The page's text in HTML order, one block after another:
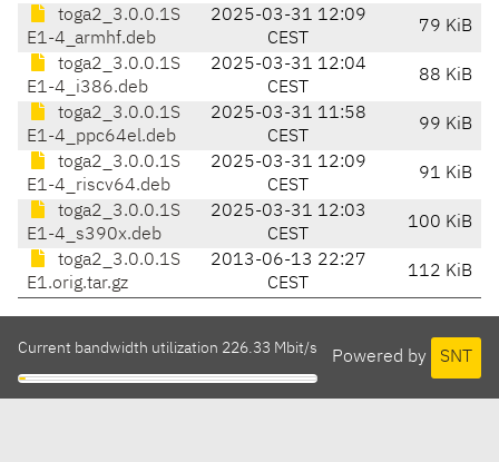
toga2_3.0.0.1S
E1-4_armhf.deb
2025-03-31 12:09
CEST
79 KiB
toga2_3.0.0.1S
E1-4_i386.deb
2025-03-31 12:04
CEST
88 KiB
toga2_3.0.0.1S
E1-4_ppc64el.deb
2025-03-31 11:58
CEST
99 KiB
toga2_3.0.0.1S
E1-4_riscv64.deb
2025-03-31 12:09
CEST
91 KiB
toga2_3.0.0.1S
E1-4_s390x.deb
2025-03-31 12:03
CEST
100 KiB
toga2_3.0.0.1S
E1.orig.tar.gz
2013-06-13 22:27
CEST
112 KiB
Powered by SNT
Current bandwidth utilization 226.33 Mbit/s